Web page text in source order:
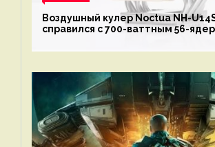
Воздушный кулер Noctua NH-
справился с 700-ваттным 56-